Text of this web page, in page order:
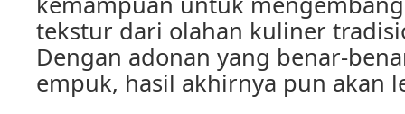
tekstur dari olahan kuliner
Dengan adonan yang benar-
empuk, hasil akhirnya pun akan